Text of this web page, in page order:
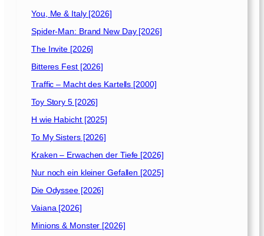
You, Me & Italy [2026]
Spider-Man: Brand New Day [2026]
The Invite [2026]
Bitteres Fest [2026]
Traffic – Macht des Kartells [2000]
Toy Story 5 [2026]
H wie Habicht [2025]
To My Sisters [2026]
Kraken – Erwachen der Tiefe [2026]
Nur noch ein kleiner Gefallen [2025]
Die Odyssee [2026]
Vaiana [2026]
Minions & Monster [2026]